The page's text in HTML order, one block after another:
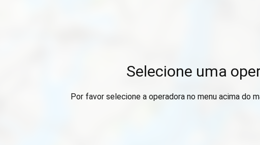
Selecione uma
Por favor selecione a operadora no menu acima do